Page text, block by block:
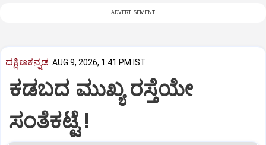
ADVERTISEMENT
ದಕ್ಷಿಣಕನ್ನಡ AUG 9, 2026, 1:41 PM IST
ಕಡಬದ ಮುಖ್ಯ ರಸ್ತೆಯೇ
ಸಂತೆಕಟ್ಟೆ !